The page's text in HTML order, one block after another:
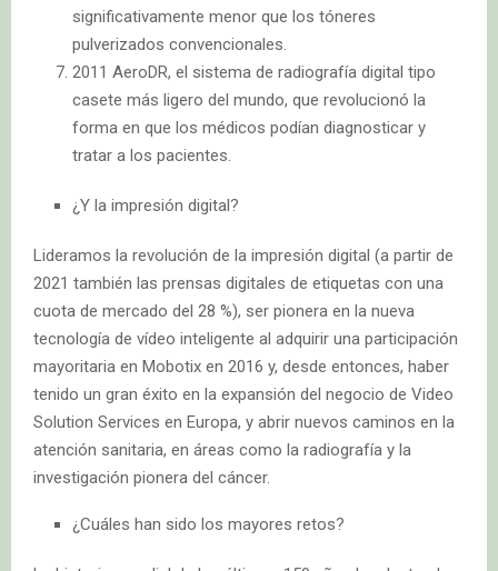
significativamente menor que los tóneres
pulverizados convencionales.
2011 AeroDR, el sistema de radiografía digital tipo
casete más ligero del mundo, que revolucionó la
forma en que los médicos podían diagnosticar y
tratar a los pacientes.
¿Y la impresión digital?
Lideramos la revolución de la impresión digital (a partir de
2021 también las prensas digitales de etiquetas con una
cuota de mercado del 28 %), ser pionera en la nueva
tecnología de vídeo inteligente al adquirir una participación
mayoritaria en Mobotix en 2016 y, desde entonces, haber
tenido un gran éxito en la expansión del negocio de Video
Solution Services en Europa, y abrir nuevos caminos en la
atención sanitaria, en áreas como la radiografía y la
investigación pionera del cáncer.
¿Cuáles han sido los mayores retos?